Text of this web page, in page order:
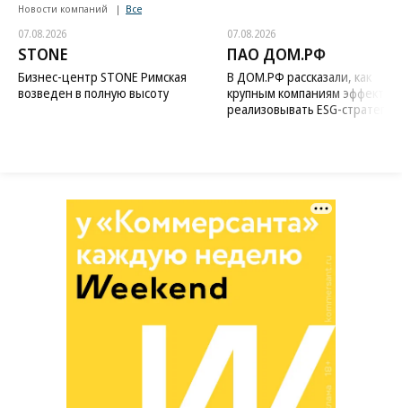
Новости компаний Все
07.08.2026
STONE
Бизнес-центр STONE Римская
возведен в полную высоту
07.08.2026
ПАО ДОМ.РФ
В ДОМ.РФ рассказали, как
крупным компаниям
реализовывать ESG-стратегию